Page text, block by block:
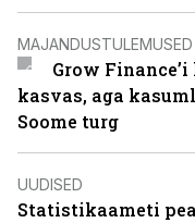
MAJANDUSTULEMUSED
Grow
kasvas, aga
Soome turg
UUDISED
Statistikaameti